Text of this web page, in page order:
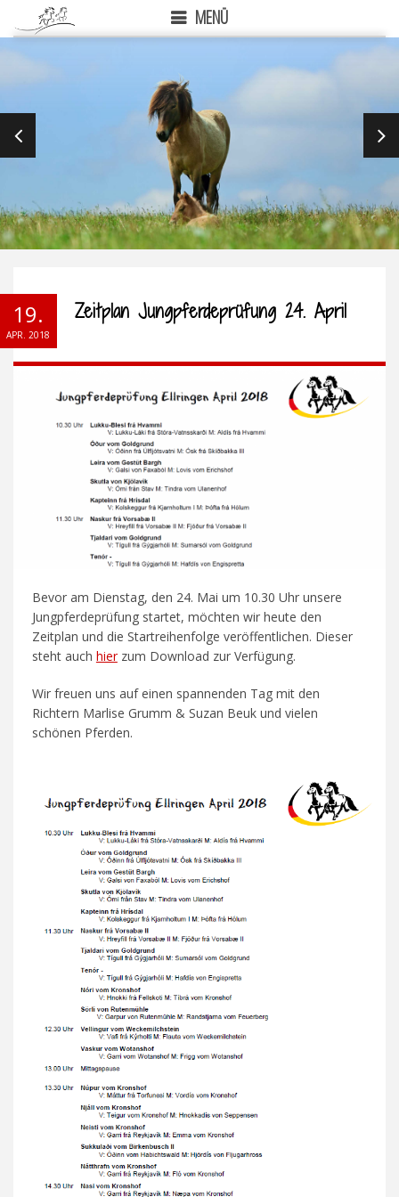
MENÜ
19.
APR. 2018
Zeitplan Jungpferdeprüfung 24. April
Bevor am Dienstag, den 24. Mai um 10.30 Uhr unsere
Jungpferdeprüfung startet, möchten wir heute den
Zeitplan und die Startreihenfolge veröffentlichen. Dieser
steht auch hierzum Download zur Verfügung.
Wir freuen uns auf einen spannenden Tag mit den
Richtern Marlise Grumm & Suzan Beuk und vielen
schönen Pferden.